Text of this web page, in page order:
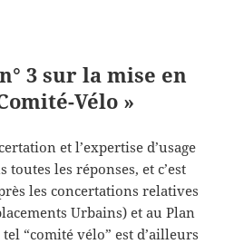
3 sur la mise en
Vélo »
et l’expertise d’usage
toutes les réponses, et c’est
les concertations relatives
Urbains) et au Plan
tel “comité vélo” est d’ailleurs